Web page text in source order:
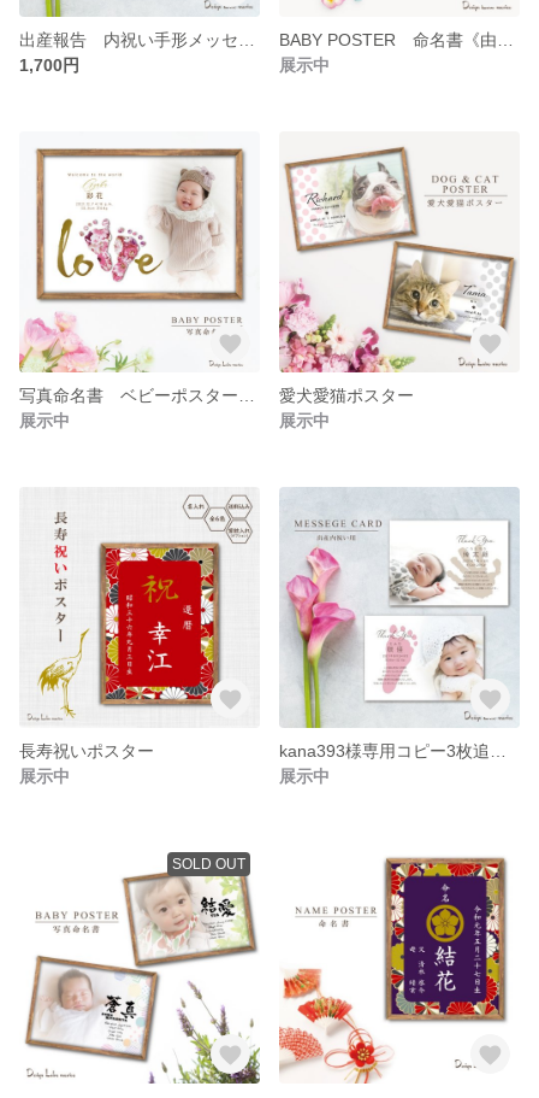
1,700円
展示中
展示中
愛犬愛猫ポスター
展示中
長寿祝いポスター
展示中
展示中
SOLD OUT